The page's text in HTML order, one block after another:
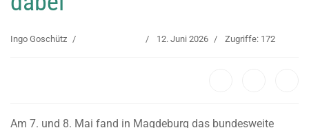
Ingo Goschütz 12. Juni 2026 Zugriffe: 172
Am 7. und 8. Mai fand in Magdeburg das bundesweite